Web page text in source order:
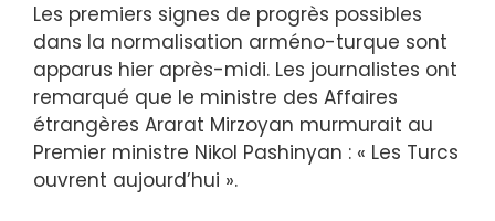
Les premiers signes de progrès possibles
dans la normalisation arméno-turque sont
apparus hier après-midi. Les journalistes ont
remarqué que le ministre des Affaires
étrangères Ararat Mirzoyan murmurait au
Premier ministre Nikol Pashinyan : « Les Turcs
ouvrent aujourd’hui ».